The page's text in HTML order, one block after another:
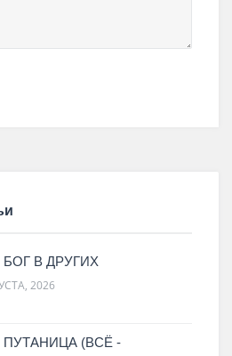
БОГ В ДРУГИХ
2026
ПУТАНИЦА (ВСЁ -